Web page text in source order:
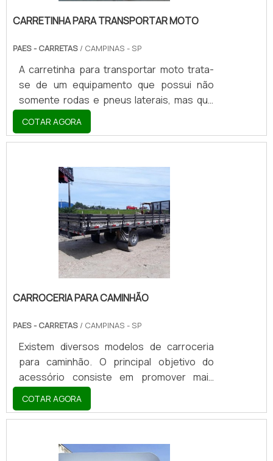
CARRETINHA PARA TRANSPORTAR MOTO
PAES - CARRETAS / CAMPINAS - SP
A carretinha para transportar moto trata-
se de um equipamento que possui não
somente rodas e pneus laterais, mas que
também se constitui através de aparatos
como bases de metal (alumínio xadrez, em
sua maioria) e engates de ferro. Ainda no
carretinha de transporte de motocicletas
se destaca por precisar contar com
espécies de faróis/lanternas e faixas
luminosas em seu departamento inferior,
permitindo assim que sua visualização
aconteça sob longas, intermediár.
COTAR AGORA
CARROCERIA PARA CAMINHÃO
PAES - CARRETAS / CAMPINAS - SP
Existem diversos modelos de carroceria
para caminhão. O principal objetivo do
acessório consiste em promover mais
praticidade e qualidade durante o
transporte de vários materiais e
equipamentos, o que resulta em muito mais
feito de várias formas, alinhando
COTAR AGORA